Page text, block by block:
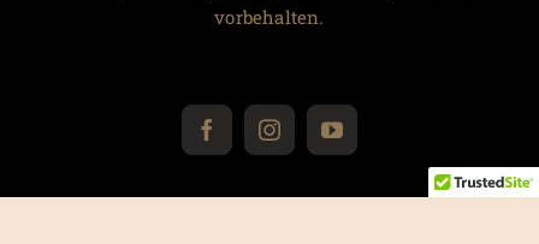
vorbehalten.
FacebookInstagramYouTube